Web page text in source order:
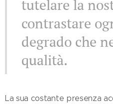
tutelare la
contrastare
degrado che
qualità.
La sua costante presenza